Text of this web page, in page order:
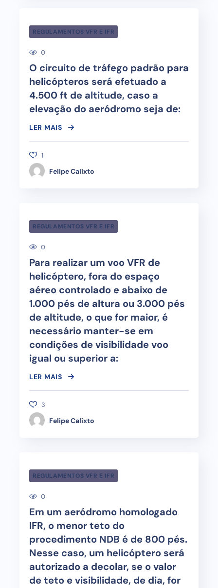
REGULAMENTOS VFR E IFR
0
O circuito de tráfego padrão para
helicópteros será efetuado a
4.500 ft de altitude, caso a
elevação do aeródromo seja de:
LER MAIS
Felipe Calixto
1
REGULAMENTOS VFR E IFR
0
Para realizar um voo VFR de
helicóptero, fora do espaço
aéreo controlado e abaixo de
1.000 pés de altura ou 3.000 pés
de altitude, o que for maior, é
necessário manter-se em
condições de visibilidade voo
igual ou superior a:
LER MAIS
Felipe Calixto
3
REGULAMENTOS VFR E IFR
0
Em um aeródromo homologado
IFR, o menor teto do
procedimento NDB é de 800 pés.
Nesse caso, um helicóptero será
autorizado a decolar, se o valor
de teto e visibilidade, de dia, for